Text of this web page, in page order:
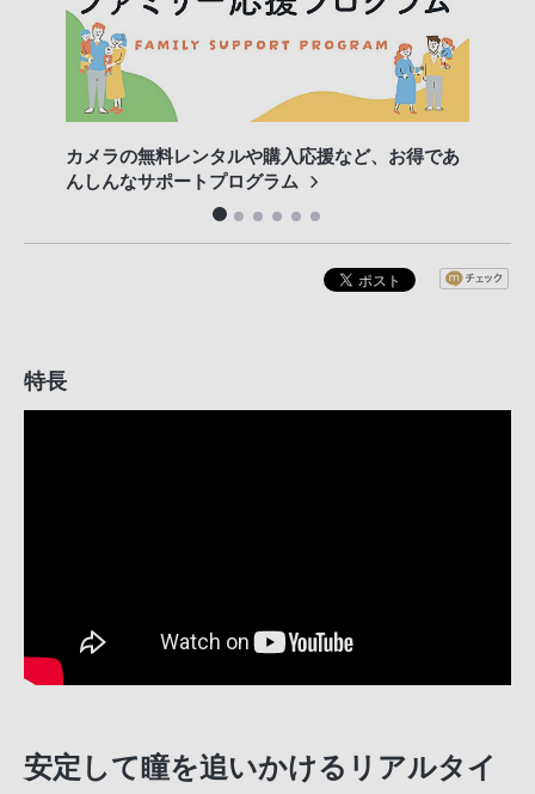
カメラの無料レンタルや購入応援など、お得であ
んしんなサポートプログラム
特長
安定して瞳を追いかけるリアルタイ